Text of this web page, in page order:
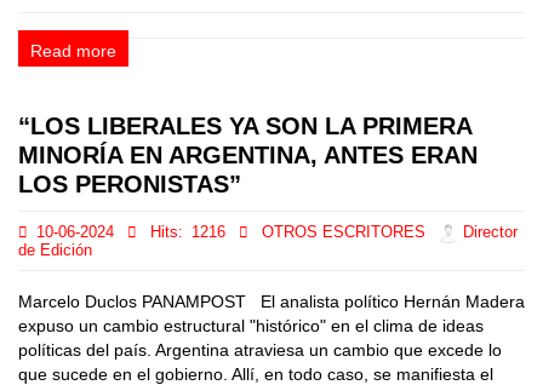
Read more
“LOS LIBERALES YA SON LA PRIMERA
MINORÍA EN ARGENTINA, ANTES ERAN
LOS PERONISTAS”
10-06-2024 Hits: 1216 OTROS ESCRITORES
Director
de Edición
Marcelo Duclos PANAMPOST El analista político Hernán Madera
expuso un cambio estructural "histórico" en el clima de ideas
políticas del país. Argentina atraviesa un cambio que excede lo
que sucede en el gobierno. Allí, en todo caso, se manifiesta el